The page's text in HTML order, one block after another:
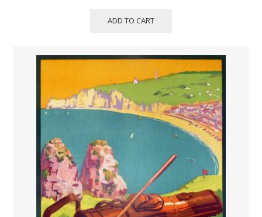
ADD TO CART